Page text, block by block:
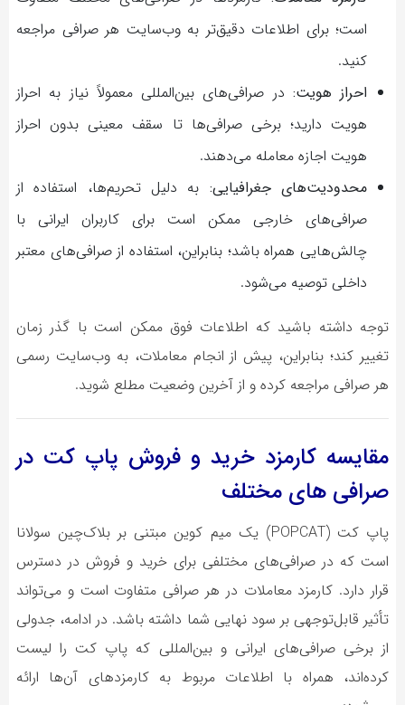
است؛ برای اطلاعات دقیق‌تر به وب‌سایت هر صرافی مراجعه
کنید.
احراز هویت: در صرافی‌های بین‌المللی معمولاً نیاز به احراز
هویت دارید؛ برخی صرافی‌ها تا سقف معینی بدون احراز
هویت اجازه معامله می‌دهند.
محدودیت‌های جغرافیایی: به دلیل تحریم‌ها، استفاده از
صرافی‌های خارجی ممکن است برای کاربران ایرانی با
چالش‌هایی همراه باشد؛ بنابراین، استفاده از صرافی‌های معتبر
داخلی توصیه می‌شود.
توجه داشته باشید که اطلاعات فوق ممکن است با گذر زمان
تغییر کند؛ بنابراین، پیش از انجام معاملات، به وب‌سایت رسمی
هر صرافی مراجعه کرده و از آخرین وضعیت مطلع شوید.
مقایسه کارمزد خرید و فروش پاپ کت در
صرافی های مختلف
پاپ کت (POPCAT) یک میم کوین مبتنی بر بلاک‌چین سولانا
است که در صرافی‌های مختلفی برای خرید و فروش در دسترس
قرار دارد. کارمزد معاملات در هر صرافی متفاوت است و می‌تواند
تأثیر قابل‌توجهی بر سود نهایی شما داشته باشد. در ادامه، جدولی
از برخی صرافی‌های ایرانی و بین‌المللی که پاپ کت را لیست
کرده‌اند، همراه با اطلاعات مربوط به کارمزدهای آن‌ها ارائه